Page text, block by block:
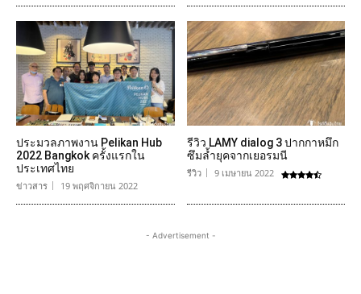
ประมวลภาพงาน Pelikan Hub
2022 Bangkok ครั้งแรกใน
ประเทศไทย
ข่าวสาร 19 พฤศจิกายน 2022
รีวิว LAMY dialog 3 ปากกาหมึก
ซึมล้ำยุคจากเยอรมนี
รีวิว 9 เมษายน 2022
- Advertisement -